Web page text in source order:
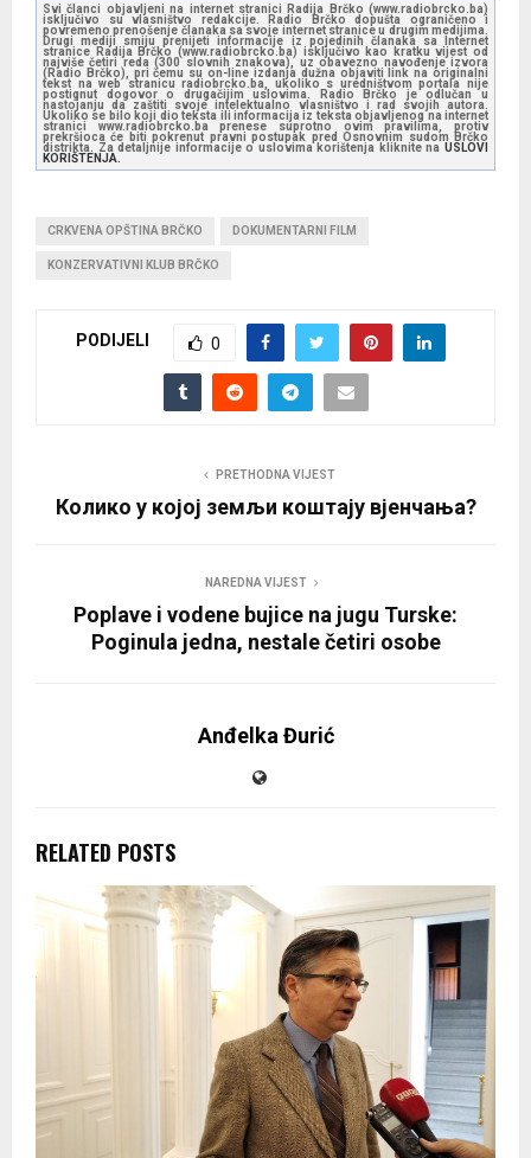
Svi članci objavljeni na internet stranici Radija Brčko (www.radiobrcko.ba)
isključivo su vlasništvo redakcije. Radio Brčko dopušta ograničeno i
povremeno prenošenje članaka sa svoje internet stranice u drugim medijima.
Drugi mediji smiju prenijeti informacije iz pojedinih članaka sa Internet
stranice Radija Brčko (www.radiobrcko.ba) isključivo kao kratku vijest od
najviše četiri reda (300 slovnih znakova), uz obavezno navođenje izvora
(Radio Brčko), pri čemu su on-line izdanja dužna objaviti link na originalni
tekst na web stranicu radiobrcko.ba, ukoliko s uredništvom portala nije
postignut dogovor o drugačijim uslovima. Radio Brčko je odlučan u
nastojanju da zaštiti svoje intelektualno vlasništvo i rad svojih autora.
Ukoliko se bilo koji dio teksta ili informacija iz teksta objavljenog na internet
stranici www.radiobrcko.ba prenese suprotno ovim pravilima, protiv
prekršioca će biti pokrenut pravni postupak pred Osnovnim sudom Brčko
distrikta. Za detaljnije informacije o uslovima korištenja kliknite na USLOVI
KORIŠTENJA.
CRKVENA OPŠTINA BRČKO DOKUMENTARNI FILM
KONZERVATIVNI KLUB BRČKO
PODIJELI 0
PRETHODNA VIJEST
Колико у којој земљи коштају вјенчања?
NAREDNA VIJEST
Poplave i vodene bujice na jugu Turske:
Poginula jedna, nestale četiri osobe
Anđelka Đurić
RELATED POSTS